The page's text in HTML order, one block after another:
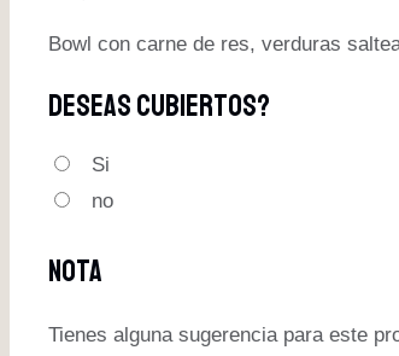
Bowl con carne de res, verduras
Deseas Cubiertos?
Si
no
Nota
Tienes alguna sugerencia para este